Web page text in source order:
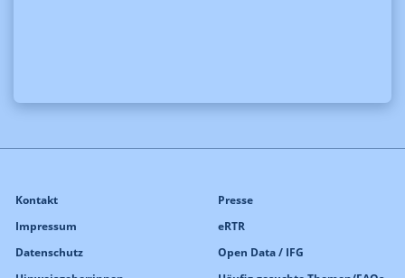
Kontakt
Impressum
Datenschutz
Presse
eRTR
Open Data / IFG